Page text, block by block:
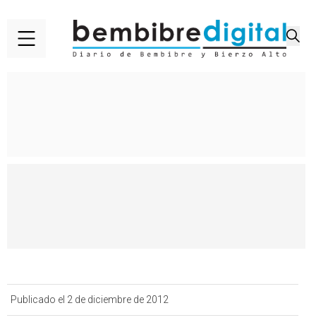
Publicado el 2 de diciembre de 2012